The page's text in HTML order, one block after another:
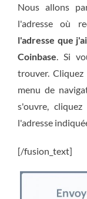
Nous allons
l'adresse où
l'adresse que
Coinbase . Si
trouver.
menu de
s'ouvre,
l'adresse
[/fusion_text]